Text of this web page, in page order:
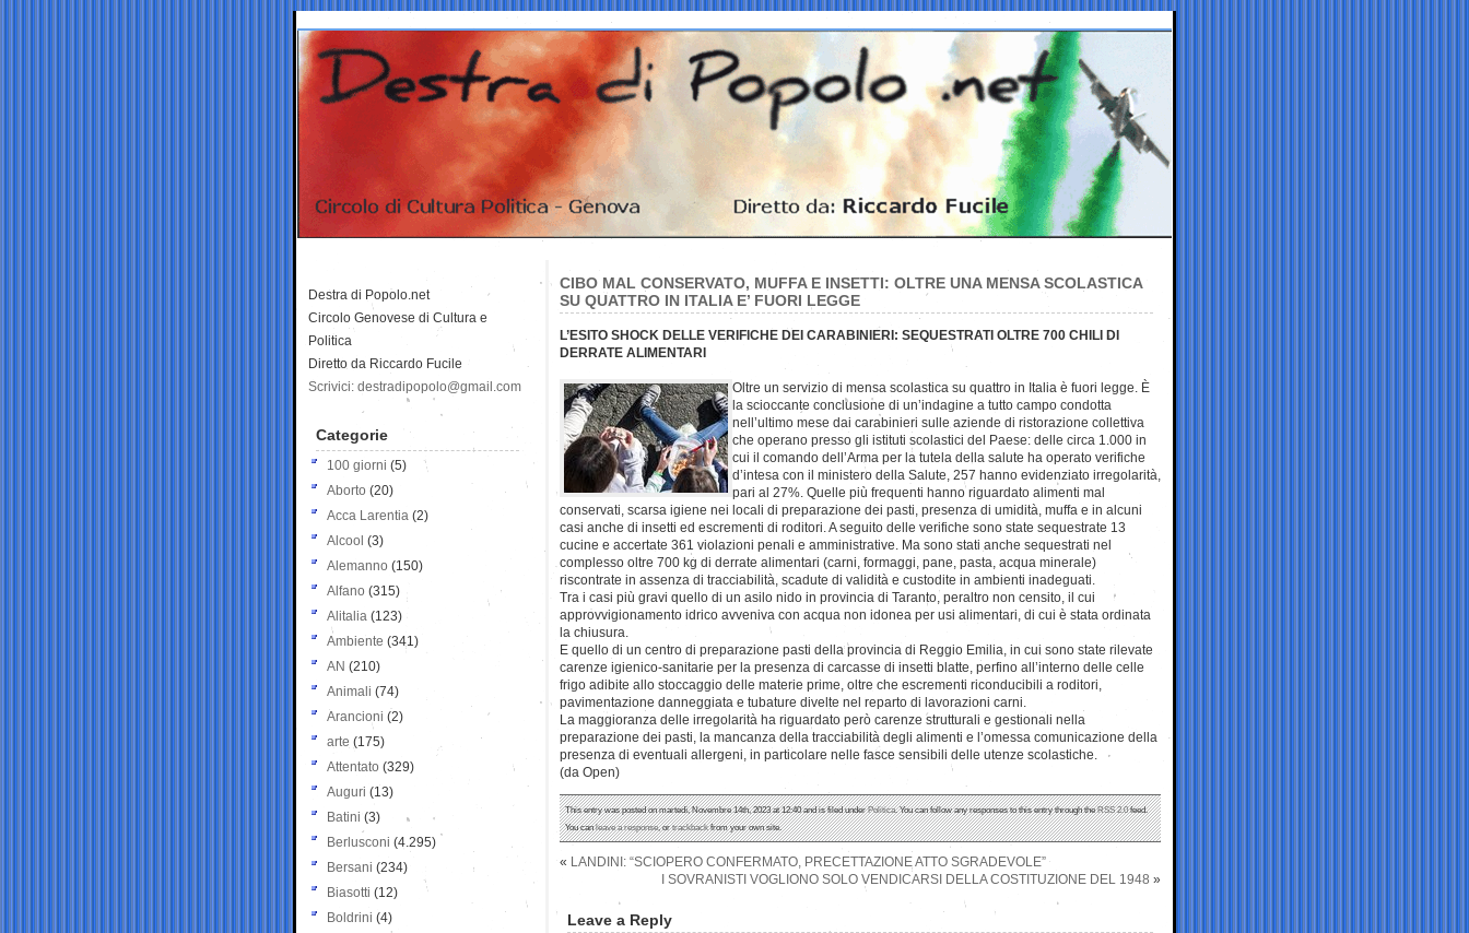
CIBO MAL CONSERVATO, MUFFA E INSETTI: OLTRE UNA MENSA SCOLASTICA
SU QUATTRO IN ITALIA E’ FUORI LEGGE
L’ESITO SHOCK DELLE VERIFICHE DEI CARABINIERI: SEQUESTRATI OLTRE 700 CHILI DI
DERRATE ALIMENTARI
Oltre un servizio di mensa scolastica su quattro in Italia è fuori legge. È
la scioccante conclusione di un’indagine a tutto campo condotta
nell’ultimo mese dai carabinieri sulle aziende di ristorazione collettiva
che operano presso gli istituti scolastici del Paese: delle circa 1.000 in
cui il comando dell’Arma per la tutela della salute ha operato verifiche
d’intesa con il ministero della Salute, 257 hanno evidenziato irregolarità,
pari al 27%. Quelle più frequenti hanno riguardato alimenti mal
conservati, scarsa igiene nei locali di preparazione dei pasti, presenza di umidità, muffa e in alcuni
casi anche di insetti ed escrementi di roditori. A seguito delle verifiche sono state sequestrate 13
cucine e accertate 361 violazioni penali e amministrative. Ma sono stati anche sequestrati nel
complesso oltre 700 kg di derrate alimentari (carni, formaggi, pane, pasta, acqua minerale)
riscontrate in assenza di tracciabilità, scadute di validità e custodite in ambienti inadeguati.
Tra i casi più gravi quello di un asilo nido in provincia di Taranto, peraltro non censito, il cui
approvvigionamento idrico avveniva con acqua non idonea per usi alimentari, di cui è stata ordinata
la chiusura.
E quello di un centro di preparazione pasti della provincia di Reggio Emilia, in cui sono state rilevate
carenze igienico-sanitarie per la presenza di carcasse di insetti blatte, perfino all’interno delle celle
frigo adibite allo stoccaggio delle materie prime, oltre che escrementi riconducibili a roditori,
pavimentazione danneggiata e tubature divelte nel reparto di lavorazioni carni.
La maggioranza delle irregolarità ha riguardato però carenze strutturali e gestionali nella
preparazione dei pasti, la mancanza della tracciabilità degli alimenti e l’omessa comunicazione della
presenza di eventuali allergeni, in particolare nelle fasce sensibili delle utenze scolastiche.
(da Open)
This entry was posted on martedì, Novembre 14th, 2023 at 12:40 and is filed underPolitica. You can follow any responses to this entry through theRSS 2.0feed.
You canleave a response, ortrackbackfrom your own site.
« LANDINI: “SCIOPERO CONFERMATO, PRECETTAZIONE ATTO SGRADEVOLE”
I SOVRANISTI VOGLIONO SOLO VENDICARSI DELLA COSTITUZIONE DEL 1948 »
Leave a Reply
Destra di Popolo.net
Circolo Genovese di Cultura e
Politica
Diretto da Riccardo Fucile
Scrivici: destradipopolo@gmail.com
Categorie
100 giorni (5)
Aborto (20)
Acca Larentia (2)
Alcool (3)
Alemanno (150)
Alfano (315)
Alitalia (123)
Ambiente (341)
AN (210)
Animali (74)
Arancioni (2)
arte (175)
Attentato (329)
Auguri (13)
Batini (3)
Berlusconi (4.295)
Bersani (234)
Biasotti (12)
Boldrini (4)